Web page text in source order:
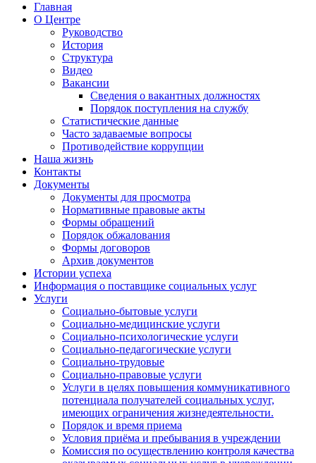
Главная
О Центре
Руководство
История
Структура
Видео
Вакансии
Сведения о вакантных должностях
Порядок поступления на службу
Статистические данные
Часто задаваемые вопросы
Противодействие коррупции
Наша жизнь
Контакты
Документы
Документы для просмотра
Нормативные правовые акты
Формы обращений
Порядок обжалования
Формы договоров
Архив документов
Истории успеха
Информация о поставщике социальных услуг
Услуги
Социально-бытовые услуги
Социально-медицинские услуги
Социально-психологические услуги
Социально-педагогические услуги
Социально-трудовые
Социально-правовые услуги
Услуги в целях повышения коммуникативного
потенциала получателей социальных услуг,
имеющих ограничения жизнедеятельности.
Порядок и время приема
Условия приёма и пребывания в учреждении
Комиссия по осуществлению контроля качества